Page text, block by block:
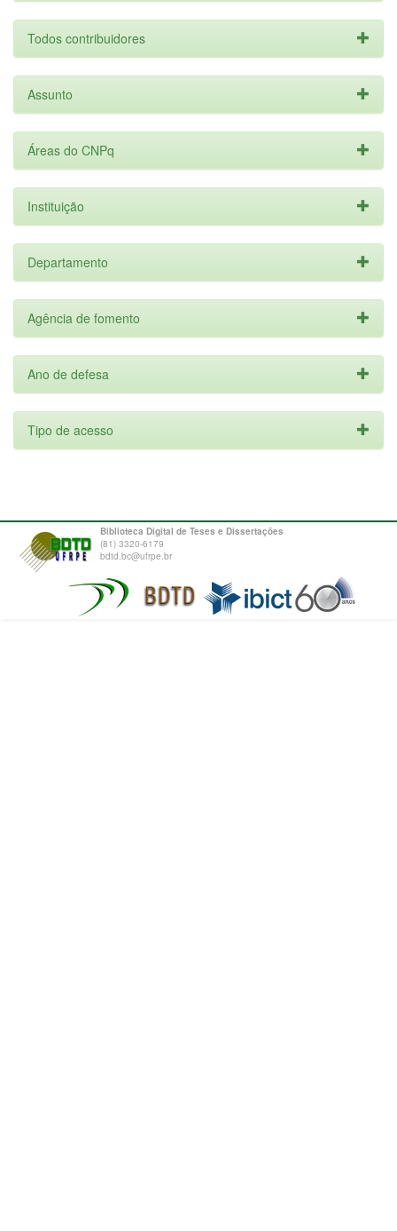
Todos contribuidores
Assunto
Áreas do CNPq
Instituição
Departamento
Agência de fomento
Ano de defesa
Tipo de acesso
Biblioteca Digital de Teses e Dissertações
(81) 3320-6179
bdtd.bc@ufrpe.br